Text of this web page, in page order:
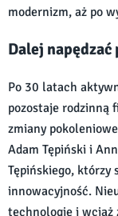
modernizm, aż po
Dalej
Po 30 latach
pozostaje rodzinną
zmiany
Adam Tępiński i
Tępińskiego, którzy
innowacyjność.
technologie i wciąż